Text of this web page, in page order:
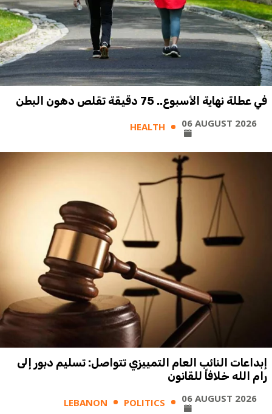
في عطلة نهاية الأسبوع.. 75 دقيقة تقلص دهون البطن
HEALTH 06 AUGUST 2026
إبداعات النائب العام التمييزي تتواصل: تسليم دبور إلى
رام الله خلافاً للقانون
LEBANON POLITICS 06 AUGUST 2026